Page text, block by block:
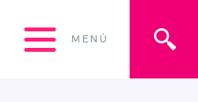
MENÚ